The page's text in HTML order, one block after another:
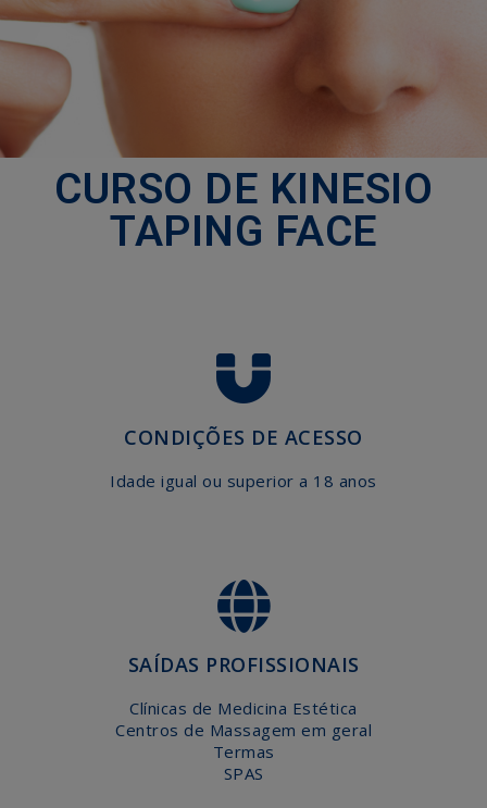
CONTACTE-
NOS
CURSO DE KINESIO
TAPING FACE
CONDIÇÕES DE ACESSO
Idade igual ou superior a 18 anos
SAÍDAS PROFISSIONAIS
Clínicas de Medicina Estética
Centros de Massagem em geral
Termas
SPAS